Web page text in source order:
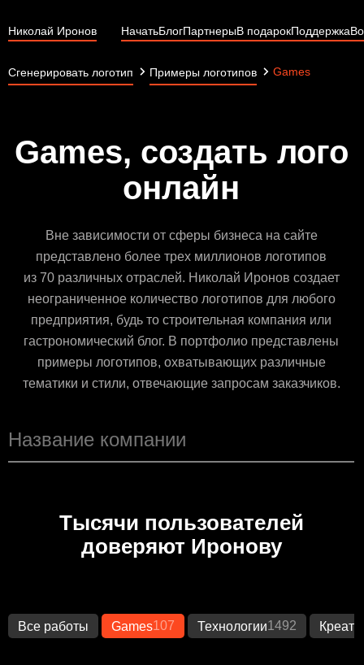
Николай Иронов НачатьБлогПартнерыВ подарокПоддержка
Сгенерировать логотип Примеры логотипов Games
Games, создать лого
онлайн
Вне зависимости от сферы бизнеса на сайте
представлено более трех миллионов логотипов
из 70 различных отраслей. Николай Иронов создает
неограниченное количество логотипов для любого
предприятия, будь то строительная компания или
гастрономический блог. В портфолио представлены
примеры логотипов, охватывающих различные
тематики и стили, отвечающие запросам заказчиков.
Тысячи пользователей
доверяют Иронову
Все работы Games107 Технологии1492